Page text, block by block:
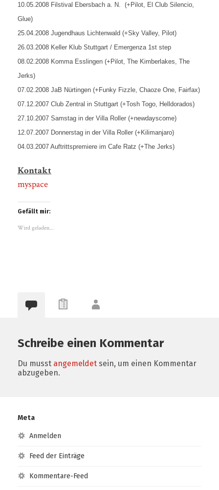
10.05.2008 Filstival Ebersbach a. N. (+Pilot, El Club Silencio,
Glue)
25.04.2008 Jugendhaus Lichtenwald (+Sky Valley, Pilot)
26.03.2008 Keller Klub Stuttgart / Emergenza 1st step
08.02.2008 Komma Esslingen (+Pilot, The Kimberlakes, The
Jerks)
07.02.2008 JaB Nürtingen (+Funky Fizzle, Chaoze One, Fairfax)
07.12.2007 Club Zentral in Stuttgart (+Tosh Togo, Helldorados)
27.10.2007 Samstag in der Villa Roller (+newdayscome)
12.07.2007 Donnerstag in der Villa Roller (+Kilimanjaro)
04.03.2007 Auftrittspremiere im Cafe Ratz (+The Jerks)
Kontakt
myspace
Gefällt mir:
Wird geladen...
Schreibe einen Kommentar
Du musst angemeldetsein, um einen Kommentar
abzugeben.
Meta
Anmelden
Feed der Einträge
Kommentare-Feed